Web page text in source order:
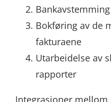
Bankavstemming
Bokføring av de
fakturaene
Utarbeidelse av
rapporter
Integrasjoner